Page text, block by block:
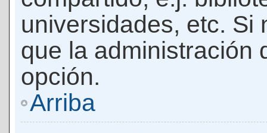
universidades, etc. Si
que la administración
opción.
Arriba